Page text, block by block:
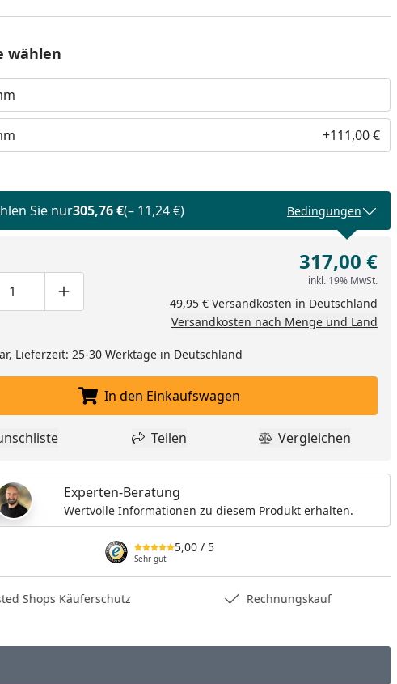
hinzufügen
wählen
(2)
+111,00 €
Sie nur305,76 €(– 11,24 €) Bedingungen
um eins verringern
Produktmenge manuell eingeben
Produktmenge um eins erhöhen
317,00 €
inkl. 19% MwSt.
49,95 € Versandkosten in Deutschland
Versandkosten nach Menge und Land
Lieferzeit: 25-30 Werktage in Deutschland
In den Einkaufswagen legen
In den Einkaufswagen
Produkt zur Wunschliste hinzufügen
Teilen
Teilen Produkt
Vergleichen
Experten-Beratung
Wertvolle Informationen zu diesem Produkt erhalten.
5,00 / 5
Sehr gut
Shops Käuferschutz Rechnungskauf